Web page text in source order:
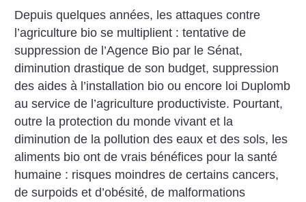
Depuis quelques années, les attaques contre
l’agriculture bio se multiplient : tentative de
suppression de l’Agence Bio par le Sénat,
diminution drastique de son budget, suppression
des aides à l’installation bio ou encore loi Duplomb
au service de l’agriculture productiviste. Pourtant,
outre la protection du monde vivant et la
diminution de la pollution des eaux et des sols, les
aliments bio ont de vrais bénéfices pour la santé
humaine : risques moindres de certains cancers,
de surpoids et d’obésité, de malformations